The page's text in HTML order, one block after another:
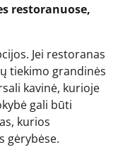
restoranuose,
Jei restoranas
tiekimo grandinės
kavinė, kurioje
gali būti
kurios
gėrybėse.